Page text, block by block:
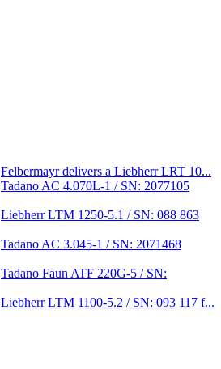
Felbermayr delivers a Liebherr LRT 10...
Tadano AC 4.070L-1 / SN: 2077105
Liebherr LTM 1250-5.1 / SN: 088 863
Tadano AC 3.045-1 / SN: 2071468
Tadano Faun ATF 220G-5 / SN:
Liebherr LTM 1100-5.2 / SN: 093 117 f...